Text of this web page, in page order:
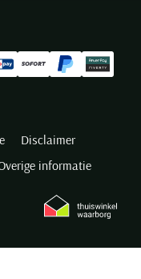
Disclaimer
informatie